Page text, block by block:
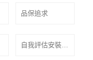
品保追求
自我評估安裝隱